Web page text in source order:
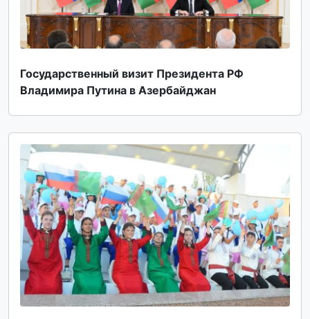
Государственный визит Президента РФ
Владимира Путина в Азербайджан